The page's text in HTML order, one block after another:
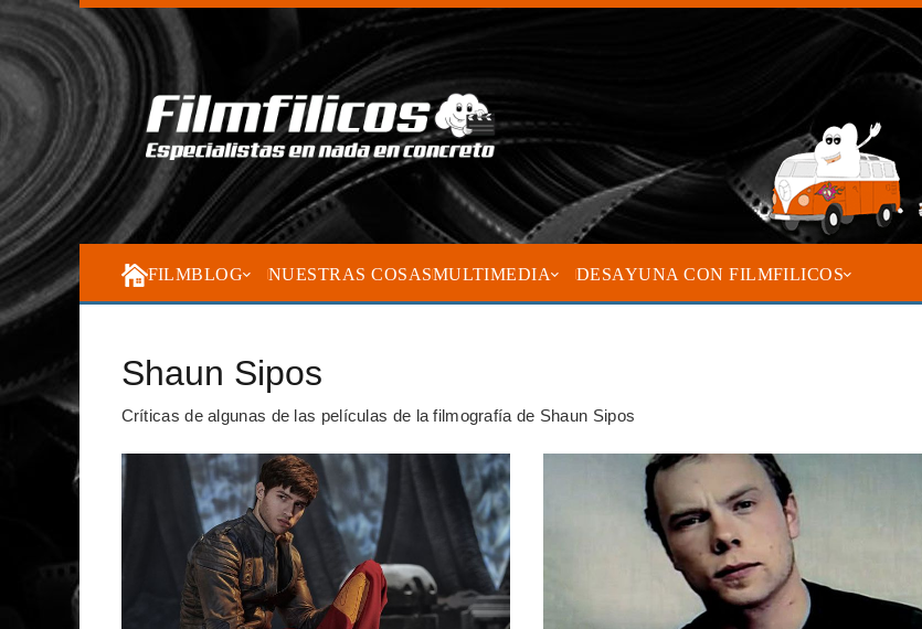
FILMBLOG NUESTRAS COSASMULTIMEDIA DESAYUNA CON FILMFILICOS
Shaun Sipos
Críticas de algunas de las películas de la filmografía de Shaun Sipos